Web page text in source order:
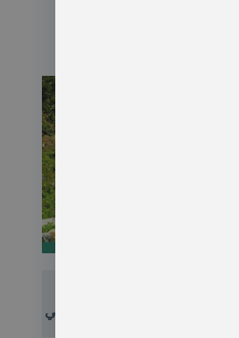
يرجى التواصل على الواتس
التالي واتس اب
السياحية في الشمال التركي